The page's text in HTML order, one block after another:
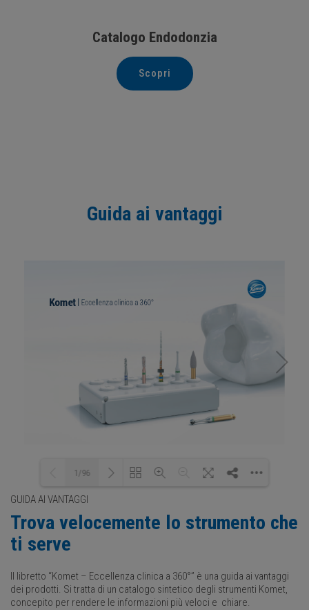
Catalogo Endodonzia
Scopri
Guida ai vantaggi
Loading PDF 16% ...
1/96
GUIDA AI VANTAGGI
Trova velocemente lo strumento che
ti serve
Il libretto “Komet – Eccellenza clinica a 360°” è una guida ai vantaggi
dei prodotti. Si tratta di un catalogo sintetico degli strumenti Komet,
concepito per rendere le informazioni più veloci e chiare.